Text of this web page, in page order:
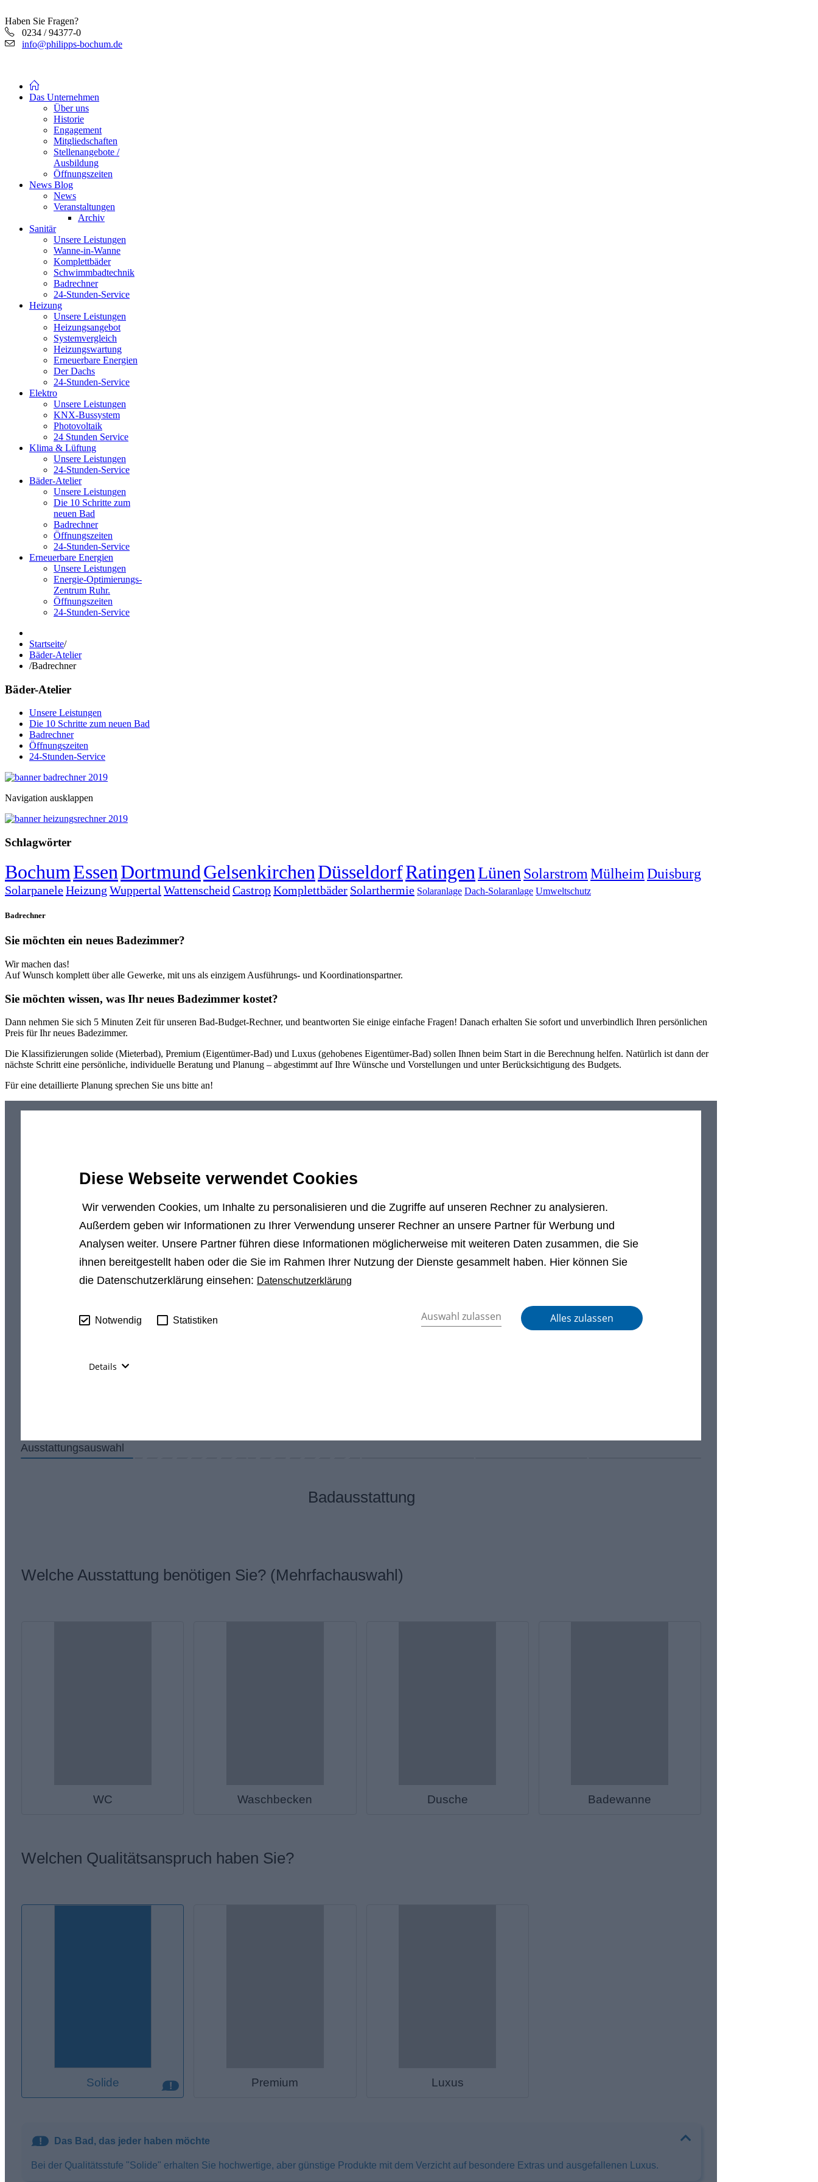
Haben Sie Fragen?
0234 / 94377-0
info@philipps-bochum.de
Das Unternehmen
Über uns
Historie
Engagement
Mitgliedschaften
Stellenangebote /
Ausbildung
Öffnungszeiten
News Blog
News
Veranstaltungen
Archiv
Sanitär
Unsere Leistungen
Wanne-in-Wanne
Komplettbäder
Schwimmbadtechnik
Badrechner
24-Stunden-Service
Heizung
Unsere Leistungen
Heizungsangebot
Systemvergleich
Heizungswartung
Erneuerbare Energien
Der Dachs
24-Stunden-Service
Elektro
Unsere Leistungen
KNX-Bussystem
Photovoltaik
24 Stunden Service
Klima & Lüftung
Unsere Leistungen
24-Stunden-Service
Bäder-Atelier
Unsere Leistungen
Die 10 Schritte zum
neuen Bad
Badrechner
Öffnungszeiten
24-Stunden-Service
Erneuerbare Energien
Unsere Leistungen
Energie-Optimierungs-
Zentrum Ruhr.
Öffnungszeiten
24-Stunden-Service
Startseite/
Bäder-Atelier
/Badrechner
Bäder-Atelier
Unsere Leistungen
Die 10 Schritte zum neuen Bad
Badrechner
Öffnungszeiten
24-Stunden-Service
Navigation ausklappen
Schlagwörter
BochumEssenDortmundGelsenkirchenDüsseldorfRatingenLünen Solarstrom Mülheim Duisburg
SolarpaneleHeizung Wuppertal Wattenscheid CastropKomplettbäder Solarthermie Solaranlage Dach-Solaranlage Umweltschutz
Badrechner
Sie möchten ein neues Badezimmer?
Wir machen das!
Auf Wunsch komplett über alle Gewerke, mit uns als einzigem Ausführungs- und Koordinationspartner.
Sie möchten wissen, was Ihr neues Badezimmer kostet?
Dann nehmen Sie sich 5 Minuten Zeit für unseren Bad-Budget-Rechner, und beantworten Sie einige einfache Fragen! Danach erhalten Sie sofort und unverbindlich Ihren persönlichen
Preis für Ihr neues Badezimmer.
Die Klassifizierungen solide (Mieterbad), Premium (Eigentümer-Bad) und Luxus (gehobenes Eigentümer-Bad) sollen Ihnen beim Start in die Berechnung helfen. Natürlich ist dann der
nächste Schritt eine persönliche, individuelle Beratung und Planung – abgestimmt auf Ihre Wünsche und Vorstellungen und unter Berücksichtigung des Budgets.
Für eine detaillierte Planung sprechen Sie uns bitte an!